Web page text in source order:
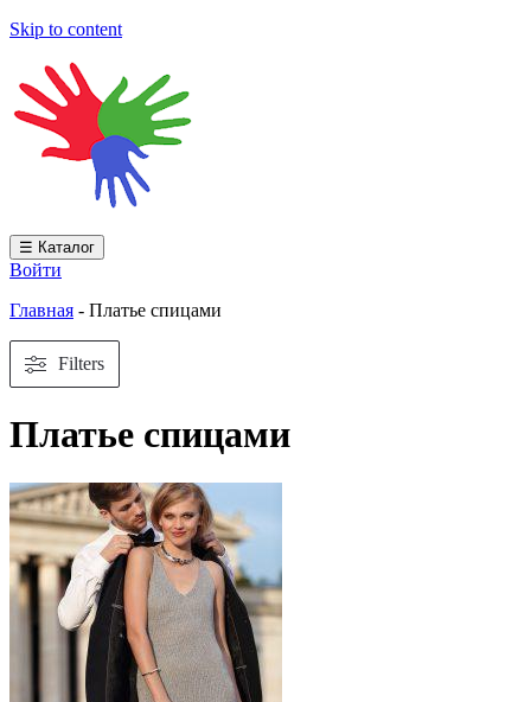
Skip to content
☰ Каталог
Войти
Главная - Платье спицами
Filters
Платье спицами